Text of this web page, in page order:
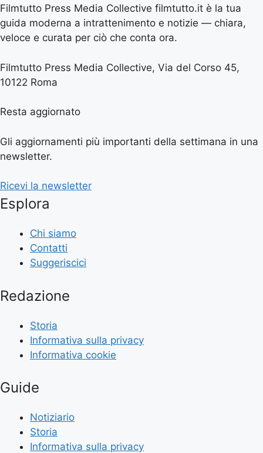
Filmtutto Press Media Collective filmtutto.it è la tua
guida moderna a intrattenimento e notizie — chiara,
veloce e curata per ciò che conta ora.
Filmtutto Press Media Collective, Via del Corso 45,
10122 Roma
Resta aggiornato
Gli aggiornamenti più importanti della settimana in una
newsletter.
Ricevi la newsletter
Esplora
Chi siamo
Contatti
Suggeriscici
Redazione
Storia
Informativa sulla privacy
Informativa cookie
Guide
Notiziario
Storia
Informativa sulla privacy